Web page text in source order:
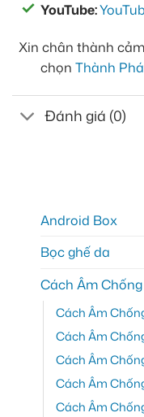
YouTube:
Xin chân thành
chọn Thành
Đánh giá (0)
Android Box
Bọc ghế da
Cách Âm
Cách Âm
Cách Âm
Cách Âm
Cách Âm
Cách Âm